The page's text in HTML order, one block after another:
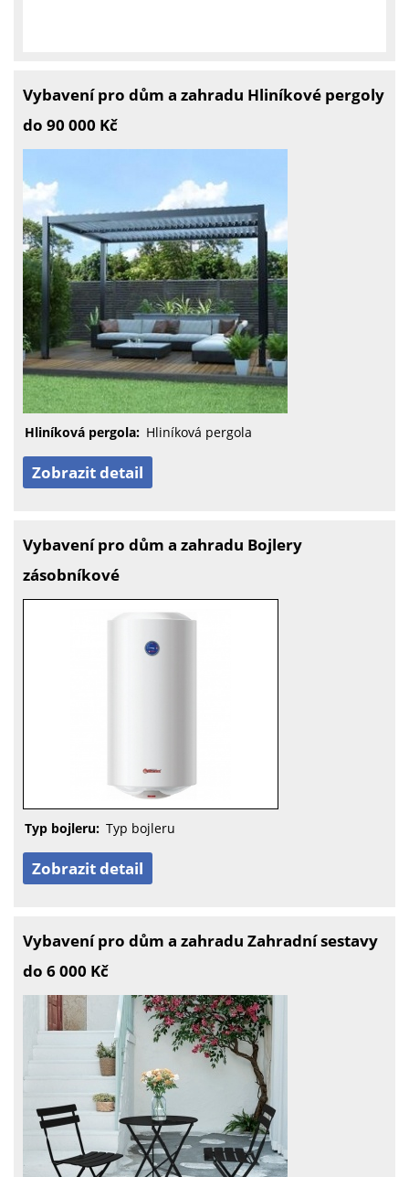
Vybavení pro dům a zahradu Hliníkové pergoly
do 90 000 Kč
Hliníková pergola: Hliníková pergola
Zobrazit detail
Vybavení pro dům a zahradu Bojlery
zásobníkové
Typ bojleru: Typ bojleru
Zobrazit detail
Vybavení pro dům a zahradu Zahradní sestavy
do 6 000 Kč